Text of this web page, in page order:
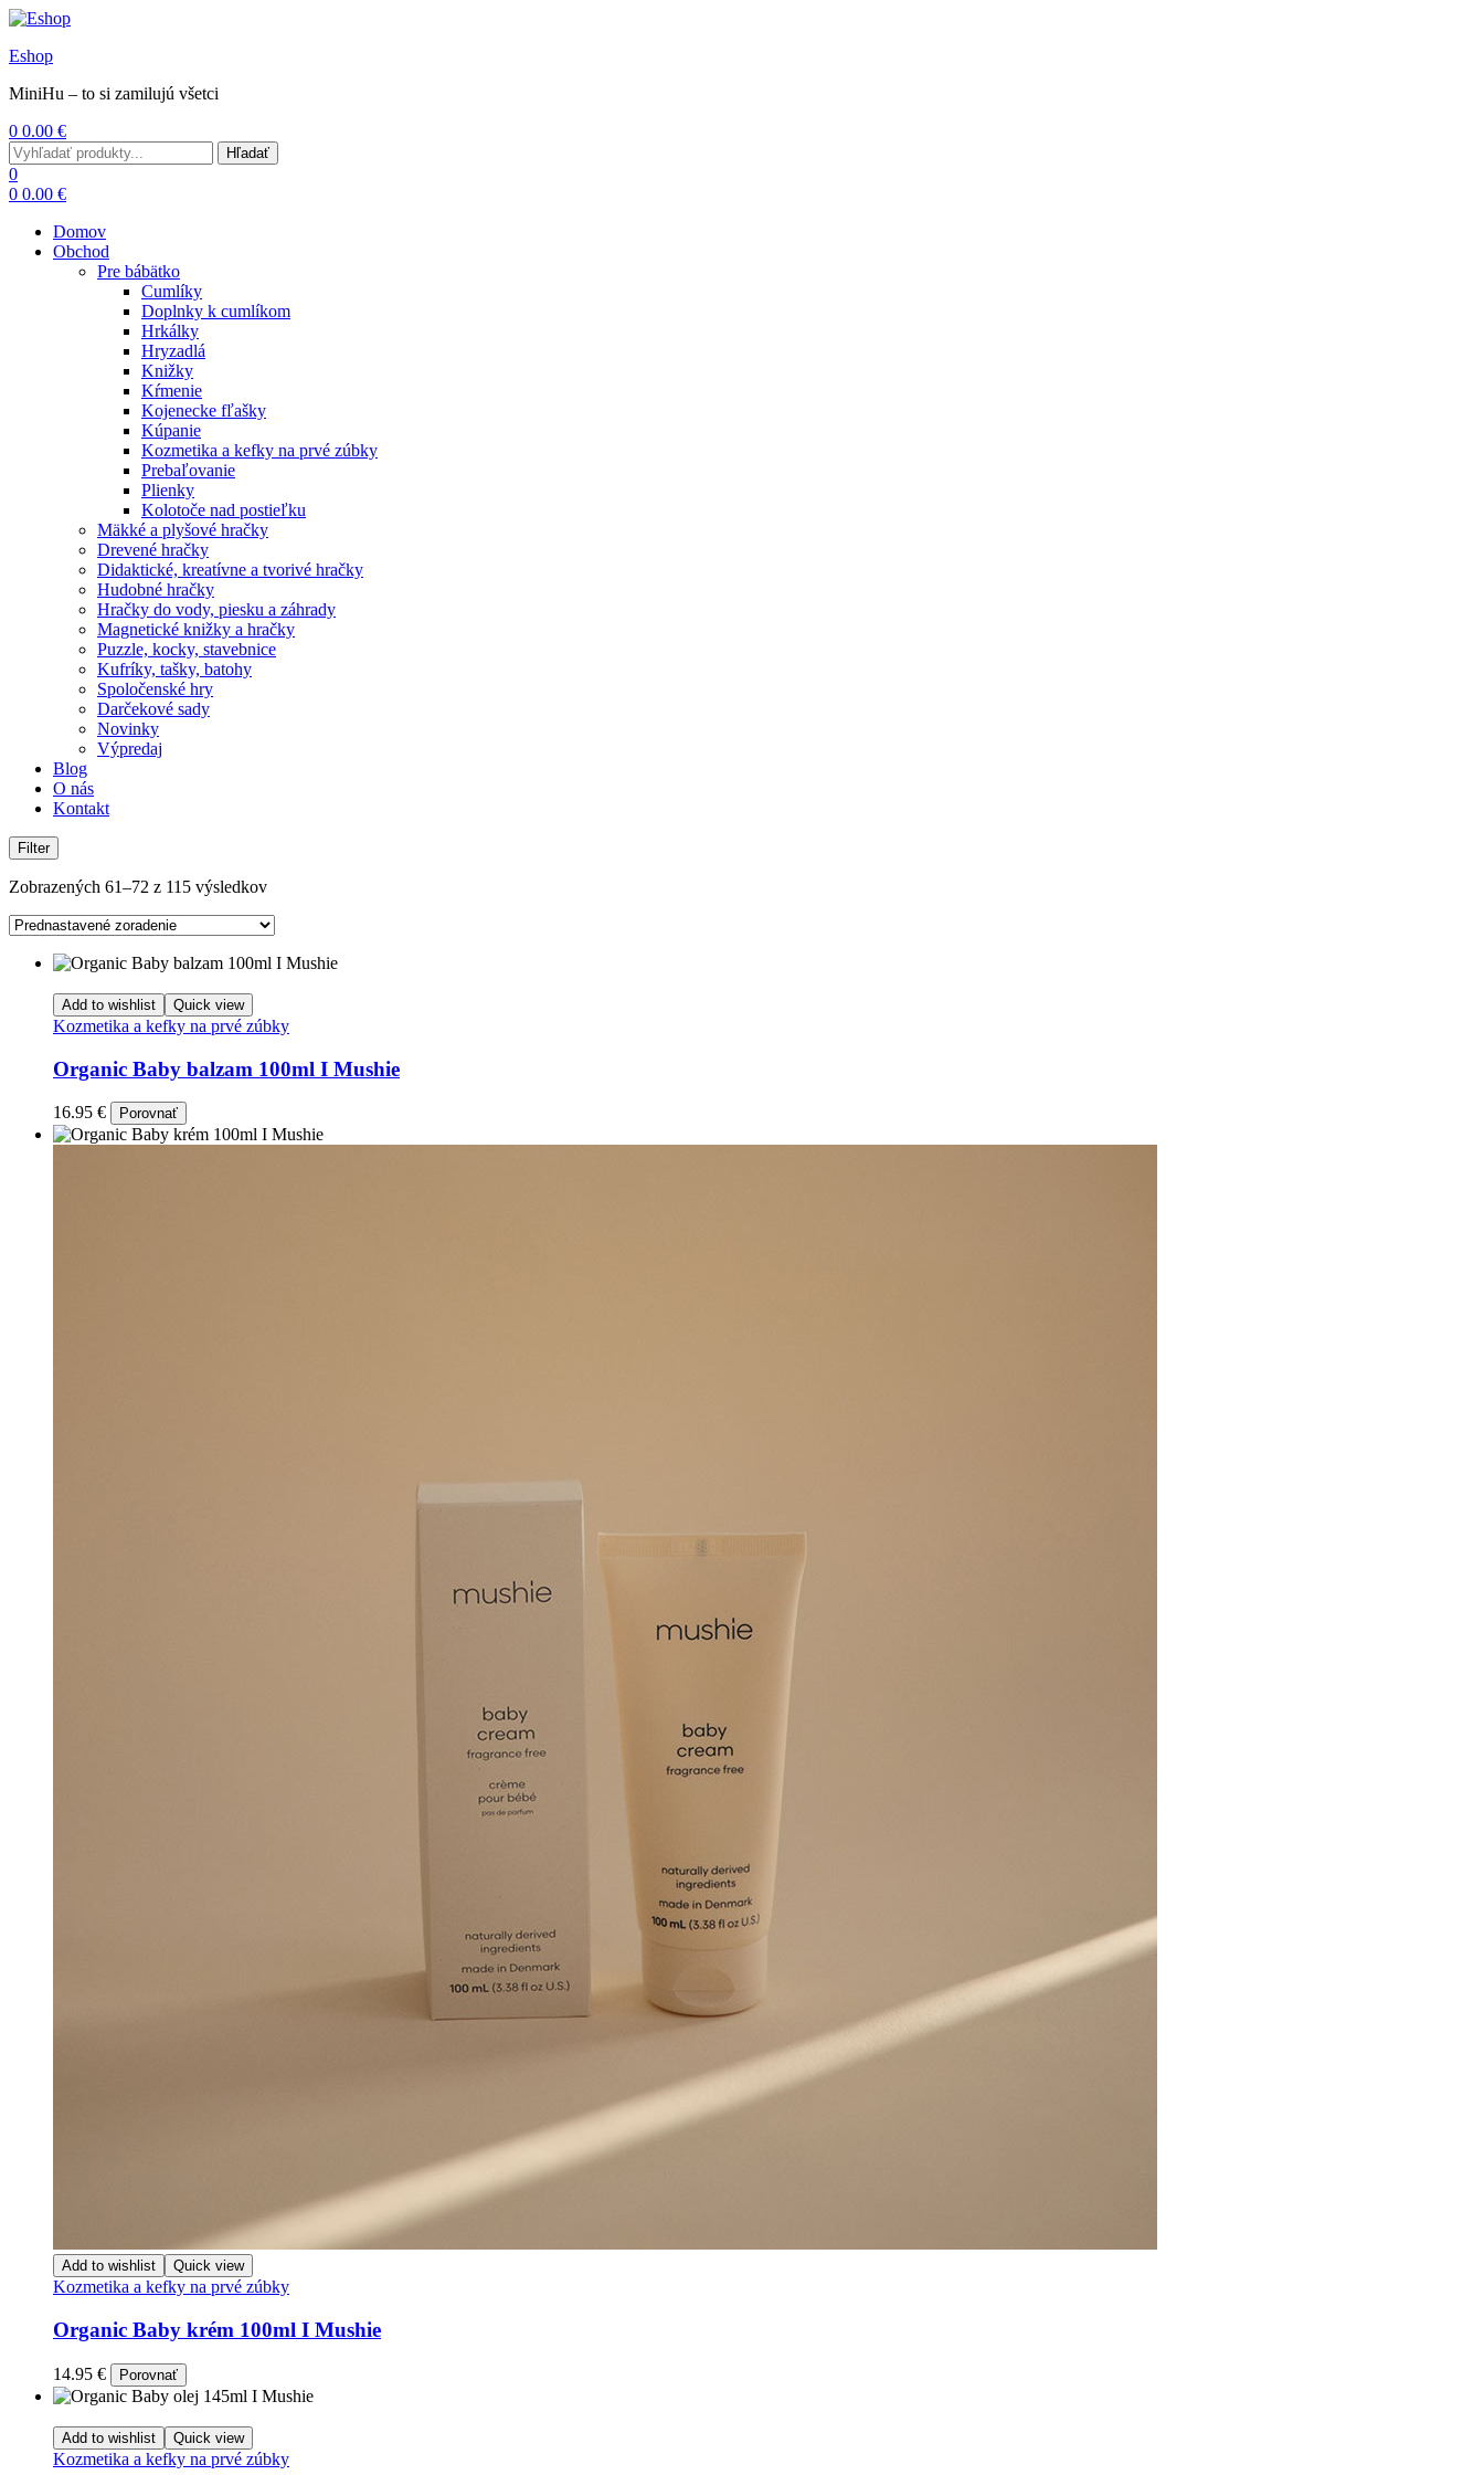
Eshop
MiniHu – to si zamilujú všetci
0 0.00 €
Menu
Search
for:
Hľadať
0
0 0.00 €
Domov
Obchod
Pre bábätko
Cumlíky
Doplnky k cumlíkom
Hrkálky
Hryzadlá
Knižky
Kŕmenie
Kojenecke fľašky
Kúpanie
Kozmetika a kefky na prvé zúbky
Prebaľovanie
Plienky
Kolotoče nad postieľku
Mäkké a plyšové hračky
Drevené hračky
Didaktické, kreatívne a tvorivé hračky
Hudobné hračky
Hračky do vody, piesku a záhrady
Magnetické knižky a hračky
Puzzle, kocky, stavebnice
Kufríky, tašky, batohy
Spoločenské hry
Darčekové sady
Novinky
Výpredaj
Blog
O nás
Kontakt
Filter
Zobrazených 61–72 z 115 výsledkov
Add to wishlist Quick view
Kozmetika a kefky na prvé zúbky
Organic Baby balzam 100ml I Mushie
16.95 € Porovnať
Add to wishlist Quick view
Kozmetika a kefky na prvé zúbky
Organic Baby krém 100ml I Mushie
14.95 € Porovnať
Add to wishlist Quick view
Kozmetika a kefky na prvé zúbky